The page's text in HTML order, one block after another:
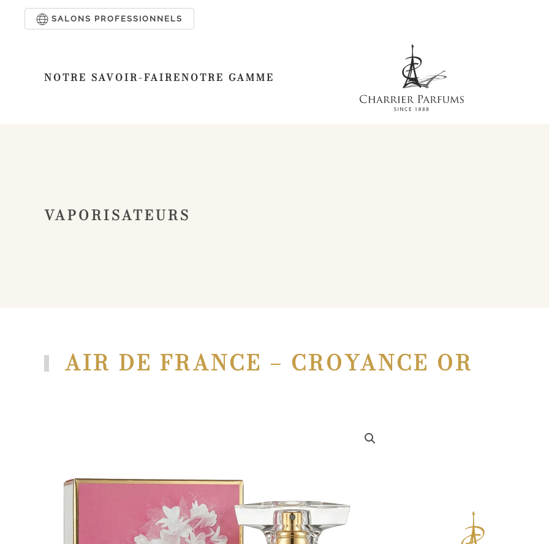
SALONS PROFESSIONNELS
NOTRE SAVOIR-FAIRENOTRE GAMME
VAPORISATEURS
AIR DE FRANCE – CROYANCE OR